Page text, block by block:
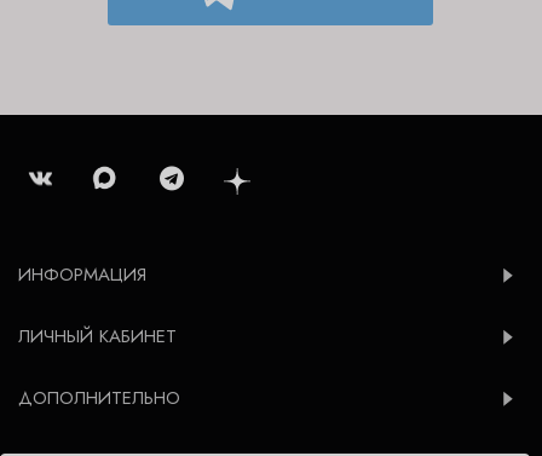
ИНФОРМАЦИЯ
ЛИЧНЫЙ КАБИНЕТ
ДОПОЛНИТЕЛЬНО